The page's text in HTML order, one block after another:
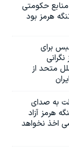
حکومتی
هرمز بود
برای
متحد از
به صدای
هرمز آزاد
اخذ نخواهد